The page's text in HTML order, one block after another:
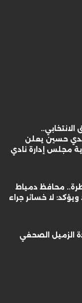
حسين يعلن
مجلس إدارة نادي
محافظ دمياط
لا خسائر جراء
الزميل الصحفي